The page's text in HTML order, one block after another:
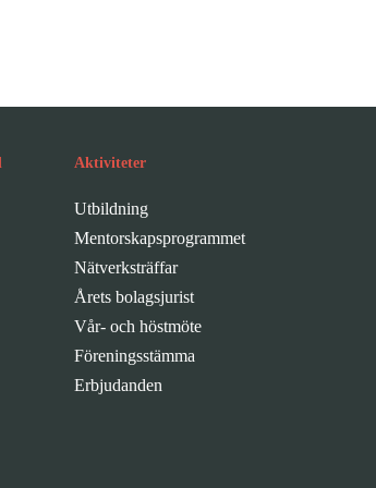
Aktiviteter
Utbildning
Mentorskapsprogrammet
Nätverksträffar
Årets bolagsjurist
Vår- och höstmöte
Föreningsstämma
Erbjudanden